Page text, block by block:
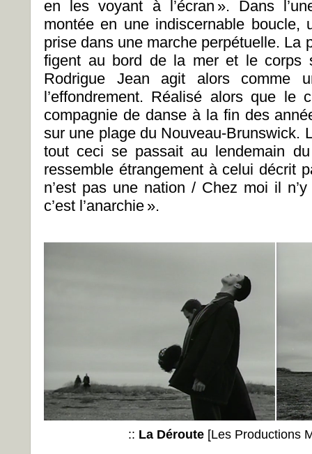
en les voyant à l’écran ». Dans
montée en une indiscernable boucle,
prise dans une marche perpétuelle. La
figent au bord de la mer et le corps
Rodrigue Jean agit alors comme
l’effondrement. Réalisé alors que le
compagnie de danse à la fin des
sur une plage du Nouveau-Brunswick.
tout ceci se passait au lendemain
ressemble étrangement à celui décrit
n’est pas une nation / Chez moi il
c’est l’anarchie ».
:: La Déroute [Les Productions